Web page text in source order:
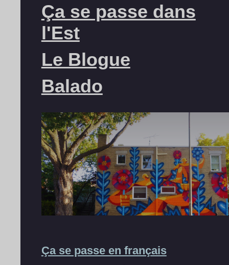
Ça se passe dans
l'Est
Le Blogue
Balado
Ça se passe en français